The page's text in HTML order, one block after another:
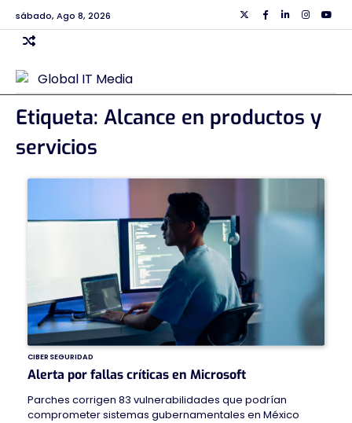
Skip
to
content
sábado, Ago 8, 2026 TwiiterFacebook
Linkedin
Etiqueta: Alcance en productos y
servicios
CIBERSEGURIDAD
Alerta por fallas críticas en Microsoft
Parches corrigen 83 vulnerabilidades que podrían
comprometer sistemas gubernamentales en México